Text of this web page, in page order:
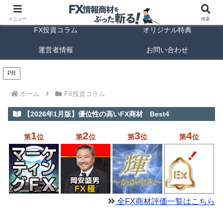
FX商材ランキング FX手法解説
FX投資コラム オリジナル特典
運営者情報 お問い合わせ
PR
ホーム FX投資コラム
【2026年1月版】優位性の高いFX商材 Best4
第1位 第2位 第3位 第4位
全FX商材評価一覧はこちら
メニュー 検索